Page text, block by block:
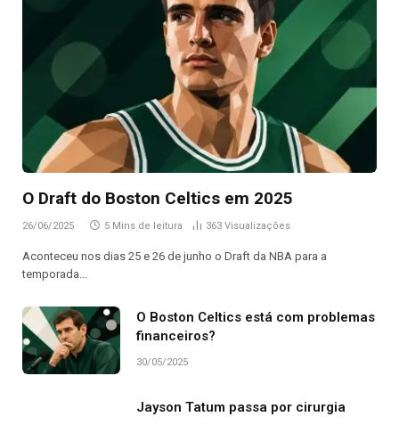
O Draft do Boston Celtics em 2025
26/06/2025 5 Mins de leitura 363 Visualizações
Aconteceu nos dias 25 e 26 de junho o Draft da NBA para a
temporada…
O Boston Celtics está com problemas
financeiros?
30/05/2025
Jayson Tatum passa por cirurgia